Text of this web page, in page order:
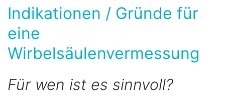
Indikationen / Gründe für
eine
Wirbelsäulenvermessung
Für wen ist es sinnvoll?